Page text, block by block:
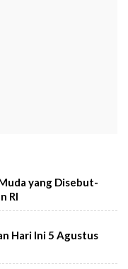
yang Disebut-
RI
Hari Ini 5 Agustus